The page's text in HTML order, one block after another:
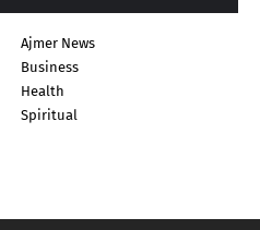
Ajmer News
Business
Health
Spiritual